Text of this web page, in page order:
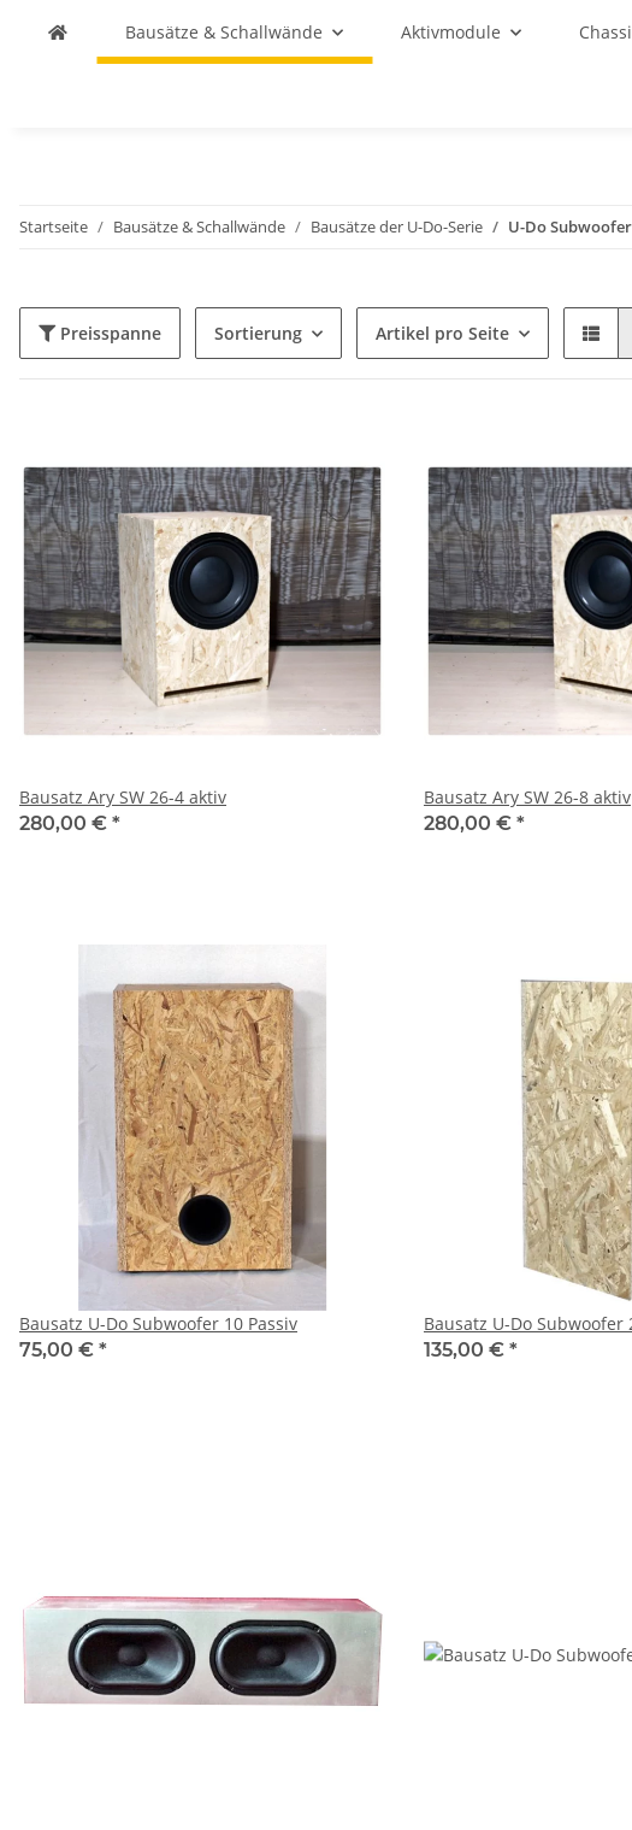
Bausätze & Schallwände Aktivmodule
Startseite Bausätze & Schallwände Bausätze der U-Do-Serie U-Do Subwoofer
Preisspanne Sortierung Artikel pro Seite
Bausatz Ary SW 26-4 aktiv
280,00 € *
Bausatz Ary SW 26-8 aktiv
280,00 € *
Bausatz U-Do Subwoofer 10 Passiv
75,00 € *
Bausatz U-Do Subwoofer
135,00 € *